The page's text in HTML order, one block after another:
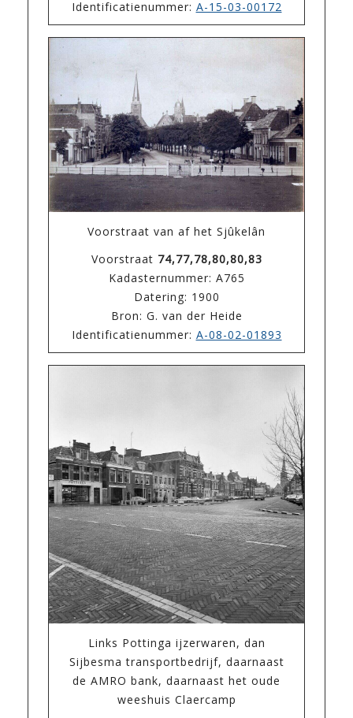
Identificatienummer: A-15-03-00172
Voorstraat van af het Sjûkelân
Voorstraat 74,77,78,80,80,83
Kadasternummer: A765
Datering: 1900
Bron: G. van der Heide
Identificatienummer: A-08-02-01893
Links Pottinga ijzerwaren, dan
Sijbesma transportbedrijf, daarnaast
de AMRO bank, daarnaast het oude
weeshuis Claercamp